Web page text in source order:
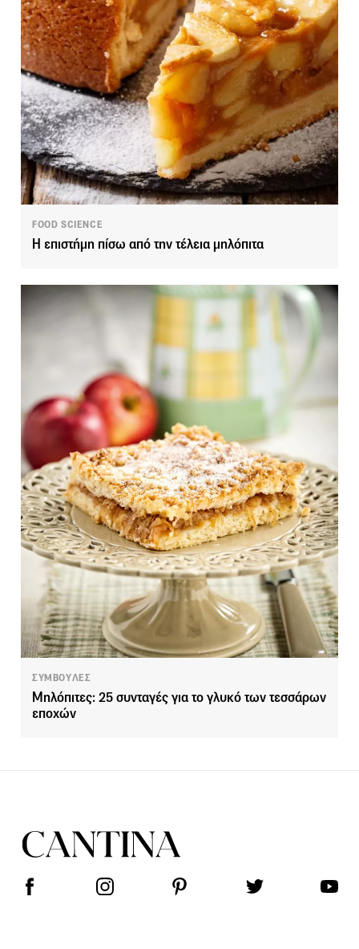
FOOD SCIENCE
Η επιστήμη πίσω από την τέλεια μηλόπιτα
ΣΥΜΒΟΥΛΕΣ
Μηλόπιτες: 25 συνταγές για το γλυκό των τεσσάρων
εποχών